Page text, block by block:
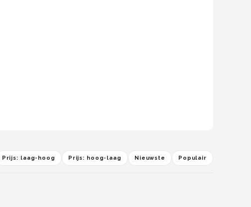
Prijs: laag-hoog Prijs: hoog-laag Nieuwste Populair